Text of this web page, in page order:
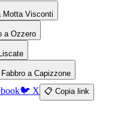
Motta Visconti
a Ozzero
Fabbro a Capizzone
🐦 X 📋 Copia link